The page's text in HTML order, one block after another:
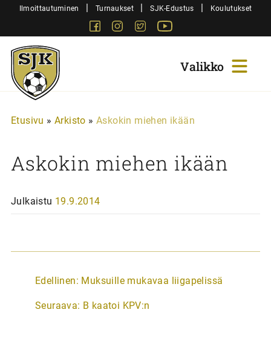
SiirryIlmoittautuminen | Turnaukset | SJK-Edustus | Koulutukset
FacebookInstagram
Twitter
Sjk-
Juniorit
Etusivu » Arkisto » Askokin miehen ikään
Askokin miehen ikään
Julkaistu 19.9.2014
A
t
Edellinen: Muksuille mukavaa liigapelissä
Seuraava: B kaatoi KPV:n